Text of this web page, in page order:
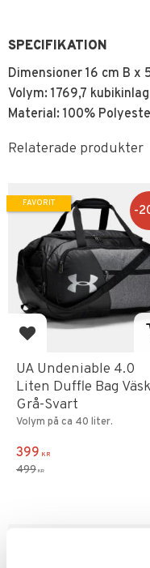
SPECIFIKATION
Dimensioner 16 cm B x
Volym: 1769,7
Material: 100%
Relaterade produkter
Lägg till i favoriter
UA Undeniable 4.0
Liten Duffle Bag
Grå-Svart
Volym på ca 40 liter.
399 KR
499 KR
FAVORIT